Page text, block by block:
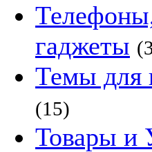
гаджеты
Темы для
(15)
Товары и